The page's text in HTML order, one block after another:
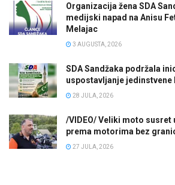
Organizacija žena SDA
medijski napad na Anisu
Melajac
3 AUGUSTA, 2026
SDA Sandžaka podržala
uspostavljanje
28 JULA, 2026
/VIDEO/ Veliki moto susret
prema motorima bez
27 JULA, 2026